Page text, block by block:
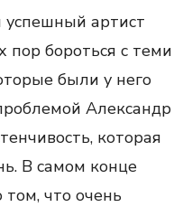
артист
пор бороться с теми
были у него
Александр
которая
В самом конце
том, что очень